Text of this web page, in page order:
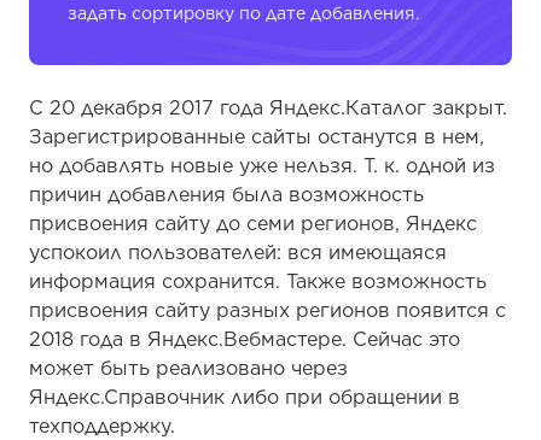
задать сортировку по дате добавления.
С 20 декабря 2017 года Яндекс.Каталог закрыт.
Зарегистрированные сайты останутся в нем,
но добавлять новые уже нельзя. Т. к. одной из
причин добавления была возможность
присвоения сайту до семи регионов, Яндекс
успокоил пользователей: вся имеющаяся
информация сохранится. Также возможность
присвоения сайту разных регионов появится с
2018 года в Яндекс.Вебмастере. Сейчас это
может быть реализовано через
Яндекс.Справочник либо при обращении в
техподдержку.